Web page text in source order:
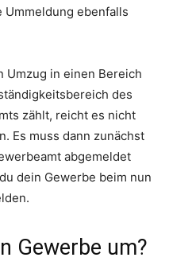
ebenfalls
Umzug in einen Bereich
des
zählt, reicht es nicht
Es muss dann zunächst
abgemeldet
dein Gewerbe beim nun
Gewerbe um?